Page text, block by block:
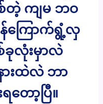
စ်တဲ့ ကျမ ဘဝ
ကြောက်ရွံ့လှ
လုံးမှာလဲ
းထဲလဲ ဘာ
ော့ပြီ။